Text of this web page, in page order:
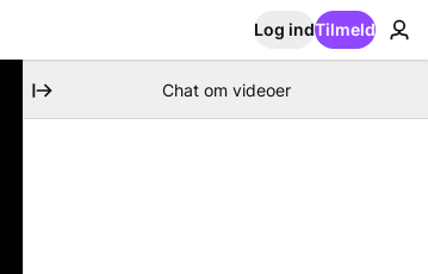
Log indTilmeld
Chat om videoer